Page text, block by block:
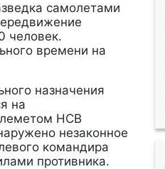
самолетами
человек.
времени на
назначения
на
НСВ
незаконное
командира
противника.